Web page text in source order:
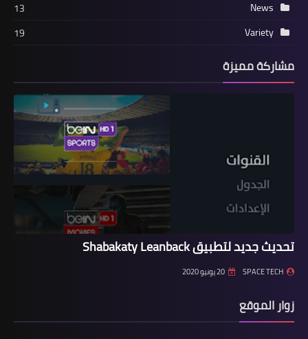
News
13
Variety
19
مشاركة مميزة
تحديث جديد لتطبيق Shabakaty Leanback
SPACE TECH 20 يونيو 2020
زوار الموقع